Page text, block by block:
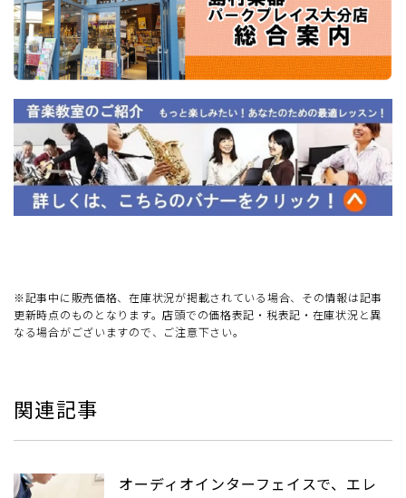
※記事中に販売価格、在庫状況が掲載されている場合、その情報は記事
更新時点のものとなります。店頭での価格表記・税表記・在庫状況と異
なる場合がございますので、ご注意下さい。
関連記事
オーディオインターフェイスで、エレ